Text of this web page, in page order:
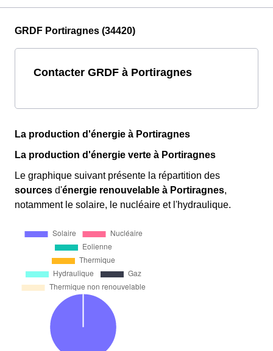
GRDF Portiragnes (34420)
Contacter GRDF à Portiragnes
La production d'énergie à Portiragnes
La production d'énergie verte à Portiragnes
Le graphique suivant présente la répartition des
sources d'énergie renouvelable à Portiragnes,
notamment le solaire, le nucléaire et l'hydraulique.